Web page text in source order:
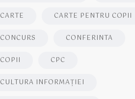
CARTE CARTE PENTRU COPII
CONCURS CONFERINTA
COPII CPC
CULTURA INFORMAŢIEI